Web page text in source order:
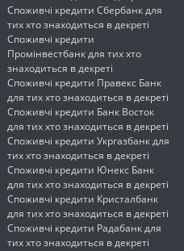
Споживчі кредити Сбербанк для
тих хто знаходиться в декреті
Споживчі кредити
Промінвестбанк для тих хто
знаходиться в декреті
Споживчі кредити Правекс Банк
для тих хто знаходиться в декреті
Споживчі кредити Банк Восток
для тих хто знаходиться в декреті
Споживчі кредити Укргазбанк для
тих хто знаходиться в декреті
Споживчі кредити Юнекс Банк
для тих хто знаходиться в декреті
Споживчі кредити Кристалбанк
для тих хто знаходиться в декреті
Споживчі кредити Радабанк для
тих хто знаходиться в декреті